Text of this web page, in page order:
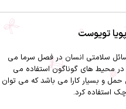
تویوست
سلامتی انسان در فصل سرما می
محیط های گوناگون استفاده می
و بسیار کارا می باشد که می توان
استفاده کرد.